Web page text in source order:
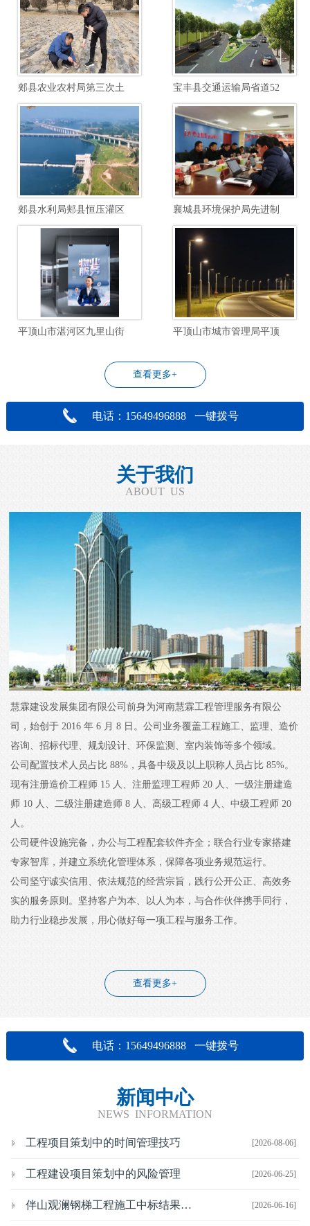
查看更多+
电话：15649496888 一键拨号
关于我们
ABOUT US
慧霖建设发展集团有限公司前身为河南慧霖工程管理服务有限公
司，始创于 2016 年 6 月 8 日。公司业务覆盖工程施工、监理、造价
咨询、招标代理、规划设计、环保监测、室内装饰等多个领域。
公司配置技术人员占比 88%，具备中级及以上职称人员占比 85%。
现有注册造价工程师 15 人、注册监理工程师 20 人、一级注册建造
师 10 人、二级注册建造师 8 人、高级工程师 4 人、中级工程师 20
人。
公司硬件设施完备，办公与工程配套软件齐全；联合行业专家搭建
专家智库，并建立系统化管理体系，保障各项业务规范运行。
公司坚守诚实信用、依法规范的经营宗旨，践行公开公正、高效务
实的服务原则。坚持客户为本、以人为本，与合作伙伴携手同行，
助力行业稳步发展，用心做好每一项工程与服务工作。
查看更多+
电话：15649496888 一键拨号
新闻中心
NEWS INFORMATION
[2026-08-06]
工程项目策划中的时间管理技巧
[2026-06-25]
工程建设项目策划中的风险管理
[2026-06-16]
伴山观澜钢梯工程施工中标结果公示